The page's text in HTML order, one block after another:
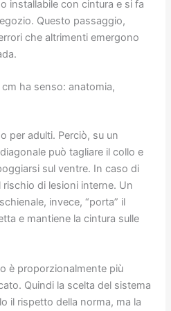
installabile con cintura e si fa
Questo passaggio,
che altrimenti emergono
cm ha senso: anatomia,
per adulti. Perciò, su un
può tagliare il collo e
sul ventre. In caso di
di lesioni interne. Un
invece, “porta” il
e mantiene la cintura sulle
è proporzionalmente più
Quindi la scelta del sistema
il rispetto della norma, ma la